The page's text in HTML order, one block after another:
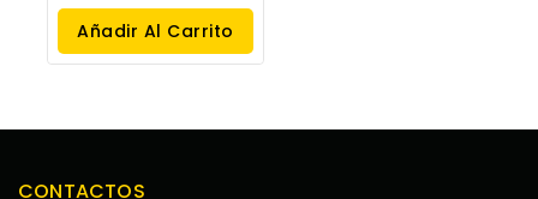
Añadir Al Carrito
CONTACTOS